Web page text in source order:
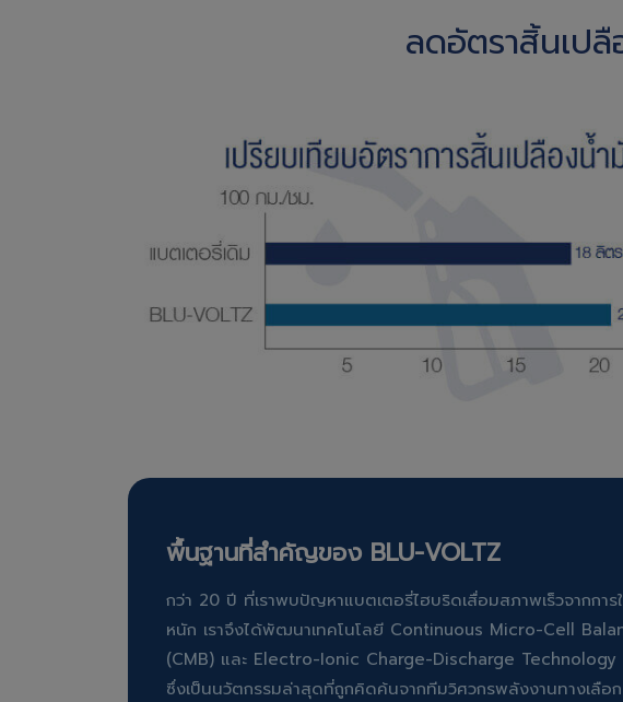
ลดอัตราสิ้นเป
พื้นฐานที่สำคัญของ BLU-VOLTZ
กว่า 20 ปี ที่เราพบปัญหาแบตเตอรี่ไฮบริดเสื่อมสภาพเร็วจากการ
หนัก เราจึงได้พัฒนาเทคโนโลยี Continuous Micro-Cell
(CMB) และ Electro-Ionic Charge-Discharge Technology
ซึ่งเป็นนวัตกรรมล่าสุดที่ถูกคิดค้นจากทีมวิศวกรพลังงานทางเลือ